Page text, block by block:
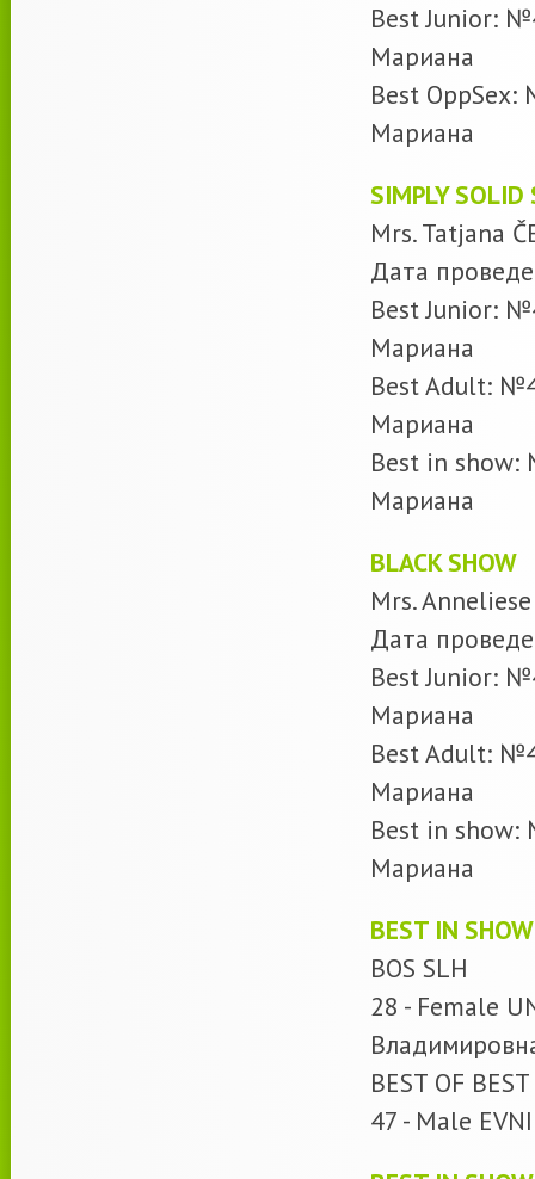
Best Junior:
Мариана
Best OppSex:
Мариана
SIMPLY SOLID
Mrs. Tatjana
Дата
Best Junior:
Мариана
Best Adult:
Мариана
Best in show:
Мариана
BLACK SHOW
Mrs.
Дата
Best Junior:
Мариана
Best Adult:
Мариана
Best in show:
Мариана
BEST IN
BOS SLH
28 - Female
BEST OF
47 - Male